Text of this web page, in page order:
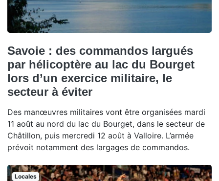
Savoie : des commandos largués
par hélicoptère au lac du Bourget
lors d’un exercice militaire, le
secteur à éviter
Des manœuvres militaires vont être organisées mardi
11 août au nord du lac du Bourget, dans le secteur de
Châtillon, puis mercredi 12 août à Valloire. L’armée
prévoit notamment des largages de commandos.
Locales